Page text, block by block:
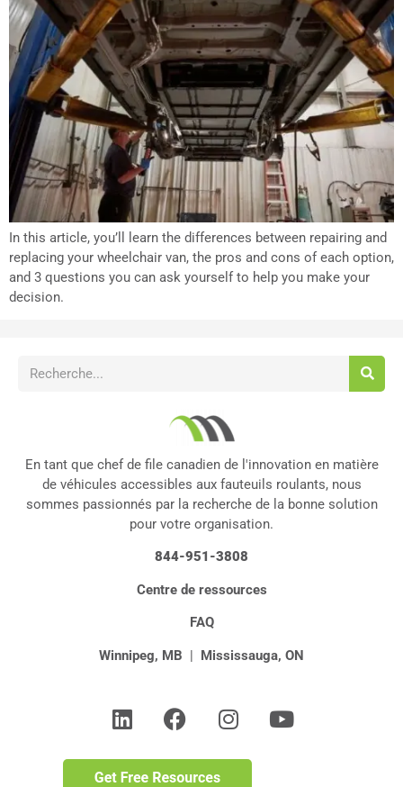
In this article, you’ll learn the differences between repairing and
replacing your wheelchair van, the pros and cons of each option,
and 3 questions you can ask yourself to help you make your
decision.
En tant que chef de file canadien de l'innovation en matière
de véhicules accessibles aux fauteuils roulants, nous
sommes passionnés par la recherche de la bonne solution
pour votre organisation.
844-951-3808
Centre de ressources
FAQ
Winnipeg, MB | Mississauga, ON